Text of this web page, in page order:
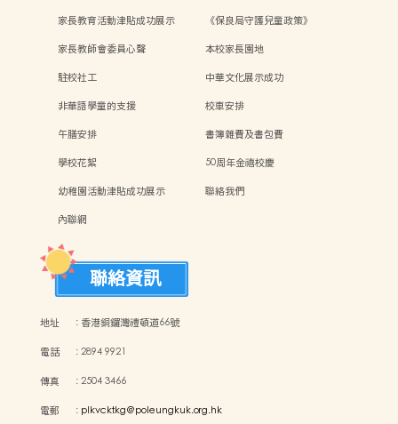
家長教育活動津貼成功展示
《保良局守護兒童政策》
家長教師會委員心聲
本校家長園地
駐校社工
中華文化展示成功
非華語學童的支援
校車安排
午膳安排
書簿雜費及書包費
學校花絮
50周年金禧校慶
幼稚園活動津貼成功展示
聯絡我們
內聯網
聯絡資訊
地址 : 香港銅鑼灣禮頓道66號
電話 :2894 9921
傳真 :2504 3466
電郵 : plkvcktkg@poleungkuk.org.hk